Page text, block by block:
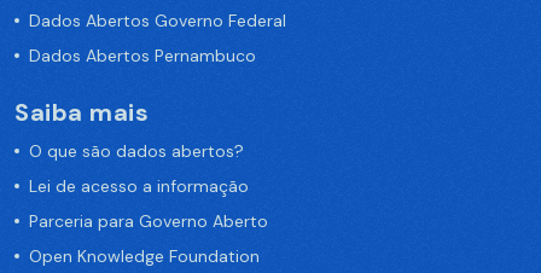
Dados Abertos Governo Federal
Dados Abertos Pernambuco
Saiba mais
O que são dados abertos?
Lei de acesso a informação
Parceria para Governo Aberto
Open Knowledge Foundation